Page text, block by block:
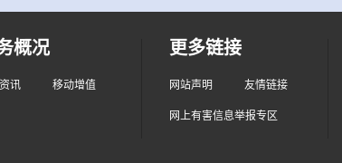
概况
讯 移动增值
更多链接
网站声明 友情链接
网上有害信息举报专区